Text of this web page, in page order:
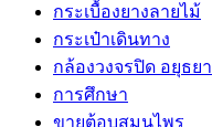
กระเบื้องยางลายไม้
กระเป๋าเดินทาง
กล้องวงจรปิด อยุธยา
การศึกษา
ขายตู้อบสมุนไพร